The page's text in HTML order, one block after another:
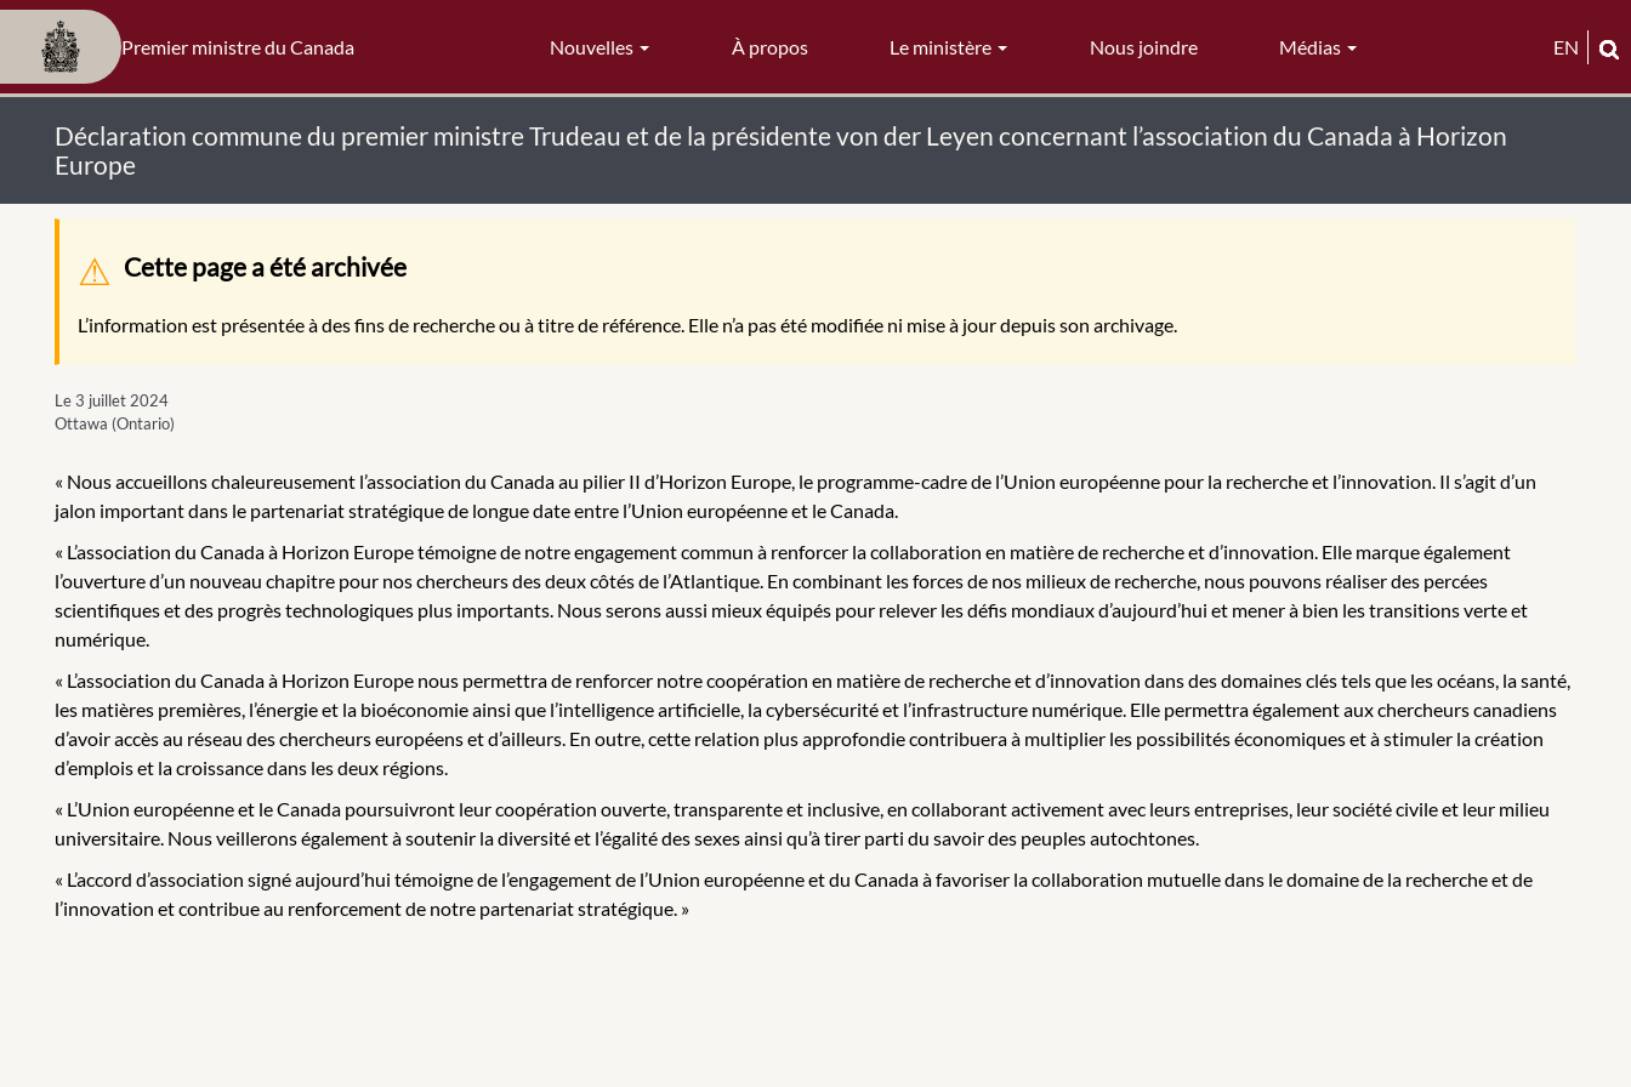
Premier ministre du Canada Nouvelles À propos Le ministère Nous joindre Médias EN
Déclaration commune du premier ministre Trudeau et de la présidente von der Leyen concernant l’association du Canada à Horizon
Europe
Message d'avertissement
Cette page a été archivée
L’information est présentée à des fins de recherche ou à titre de référence. Elle n’a pas été modifiée ni mise à jour depuis son archivage.
Le 3 juillet 2024
Ottawa (Ontario)
« Nous accueillons chaleureusement l’association du Canada au pilier II d’Horizon Europe, le programme-cadre de l’Union européenne pour la recherche et l’innovation. Il s’agit d’un
jalon important dans le partenariat stratégique de longue date entre l’Union européenne et le Canada.
« L’association du Canada à Horizon Europe témoigne de notre engagement commun à renforcer la collaboration en matière de recherche et d’innovation. Elle marque également
l’ouverture d’un nouveau chapitre pour nos chercheurs des deux côtés de l’Atlantique. En combinant les forces de nos milieux de recherche, nous pouvons réaliser des percées
scientifiques et des progrès technologiques plus importants. Nous serons aussi mieux équipés pour relever les défis mondiaux d’aujourd’hui et mener à bien les transitions verte et
numérique.
« L’association du Canada à Horizon Europe nous permettra de renforcer notre coopération en matière de recherche et d’innovation dans des domaines clés tels que les océans, la santé,
les matières premières, l’énergie et la bioéconomie ainsi que l’intelligence artificielle, la cybersécurité et l’infrastructure numérique. Elle permettra également aux chercheurs canadiens
d’avoir accès au réseau des chercheurs européens et d’ailleurs. En outre, cette relation plus approfondie contribuera à multiplier les possibilités économiques et à stimuler la création
d’emplois et la croissance dans les deux régions.
« L’Union européenne et le Canada poursuivront leur coopération ouverte, transparente et inclusive, en collaborant activement avec leurs entreprises, leur société civile et leur milieu
universitaire. Nous veillerons également à soutenir la diversité et l’égalité des sexes ainsi qu’à tirer parti du savoir des peuples autochtones.
« L’accord d’association signé aujourd’hui témoigne de l’engagement de l’Union européenne et du Canada à favoriser la collaboration mutuelle dans le domaine de la recherche et de
l’innovation et contribue au renforcement de notre partenariat stratégique. »